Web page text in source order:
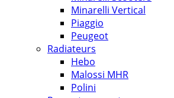
Minarelli Vertical
Piaggio
Peugeot
Radiateurs
Hebo
Malossi MHR
Polini